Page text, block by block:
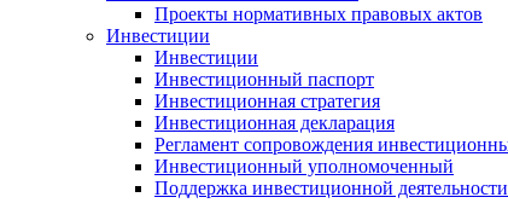
Проекты нормативных правовых актов
Инвестиции
Инвестиции
Инвестиционный паспорт
Инвестиционная стратегия
Инвестиционная декларация
Регламент сопровождения
Инвестиционный уполномоченный
Поддержка инвестиционной деятельности